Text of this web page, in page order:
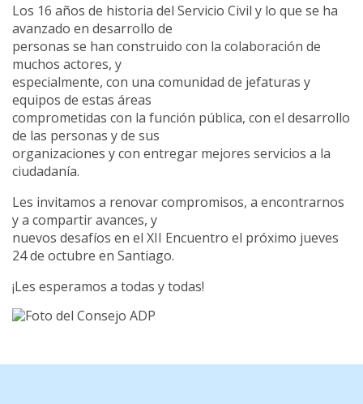
Los 16 años de historia del Servicio Civil y lo que se ha
avanzado en desarrollo de
personas se han construido con la colaboración de
muchos actores, y
especialmente, con una comunidad de jefaturas y
equipos de estas áreas
comprometidas con la función pública, con el desarrollo
de las personas y de sus
organizaciones y con entregar mejores servicios a la
ciudadanía.
Les invitamos a renovar compromisos, a encontrarnos
y a compartir avances, y
nuevos desafíos en el XII Encuentro el próximo jueves
24 de octubre en Santiago.
¡Les esperamos a todas y todas!